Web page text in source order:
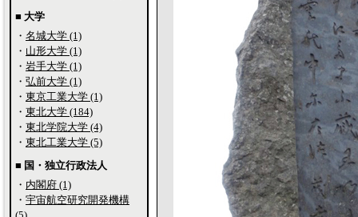
■ 大学
・ 名城大学 (1)
・ 山形大学 (1)
・ 岩手大学 (1)
・ 弘前大学 (1)
・ 東京工業大学 (1)
・ 東北大学 (184)
・ 東北学院大学 (4)
・ 東北工業大学 (5)
■ 国・独立行政法人
・ 内閣府 (1)
・ 宇宙航空研究開発機構